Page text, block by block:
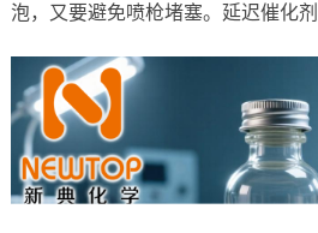
泡，又要避免喷枪堵塞。延迟催化